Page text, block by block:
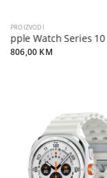
PROIZVODI
Apple Watch Series
806,00 KM